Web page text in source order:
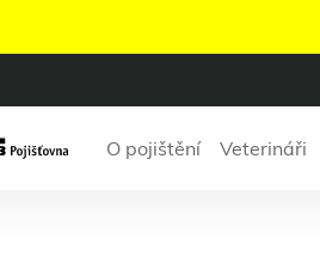
O pojištění Veterináři